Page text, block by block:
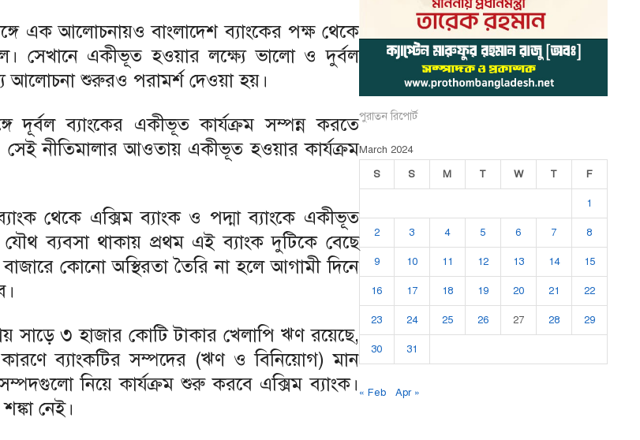
এক আলোচনায়ও বাংলাদেশ ব্যাংকের পক্ষ থেকে
সেখানে একীভূত হওয়ার লক্ষ্যে ভালো ও দুর্বল
আলোচনা শুরুরও পরামর্শ দেওয়া হয়।
দূর্বল ব্যাংকের একীভূত কার্যক্রম সম্পন্ন করতে
সেই নীতিমালার আওতায় একীভূত হওয়ার কার্যক্রম
থেকে এক্সিম ব্যাংক ও পদ্মা ব্যাংকে একীভূত
ব্যবসা থাকায় প্রথম এই ব্যাংক দুটিকে বেছে
কোনো অস্থিরতা তৈরি না হলে আগামী দিনে
সাড়ে ৩ হাজার কোটি টাকার খেলাপি ঋণ রয়েছে,
ব্যাংকটির সম্পদের (ঋণ ও বিনিয়োগ) মান
নিয়ে কার্যক্রম শুরু করবে এক্সিম ব্যাংক।
নেই।
পুরাতন রিপোর্ট
March 2024
S
S M T W T F
1
2 3 4 5 6 7 8
9 10 11 12 13 14 15
16 17 18 19 20 21 22
23 24 25 26 27 28 29
30 31
« Feb Apr »